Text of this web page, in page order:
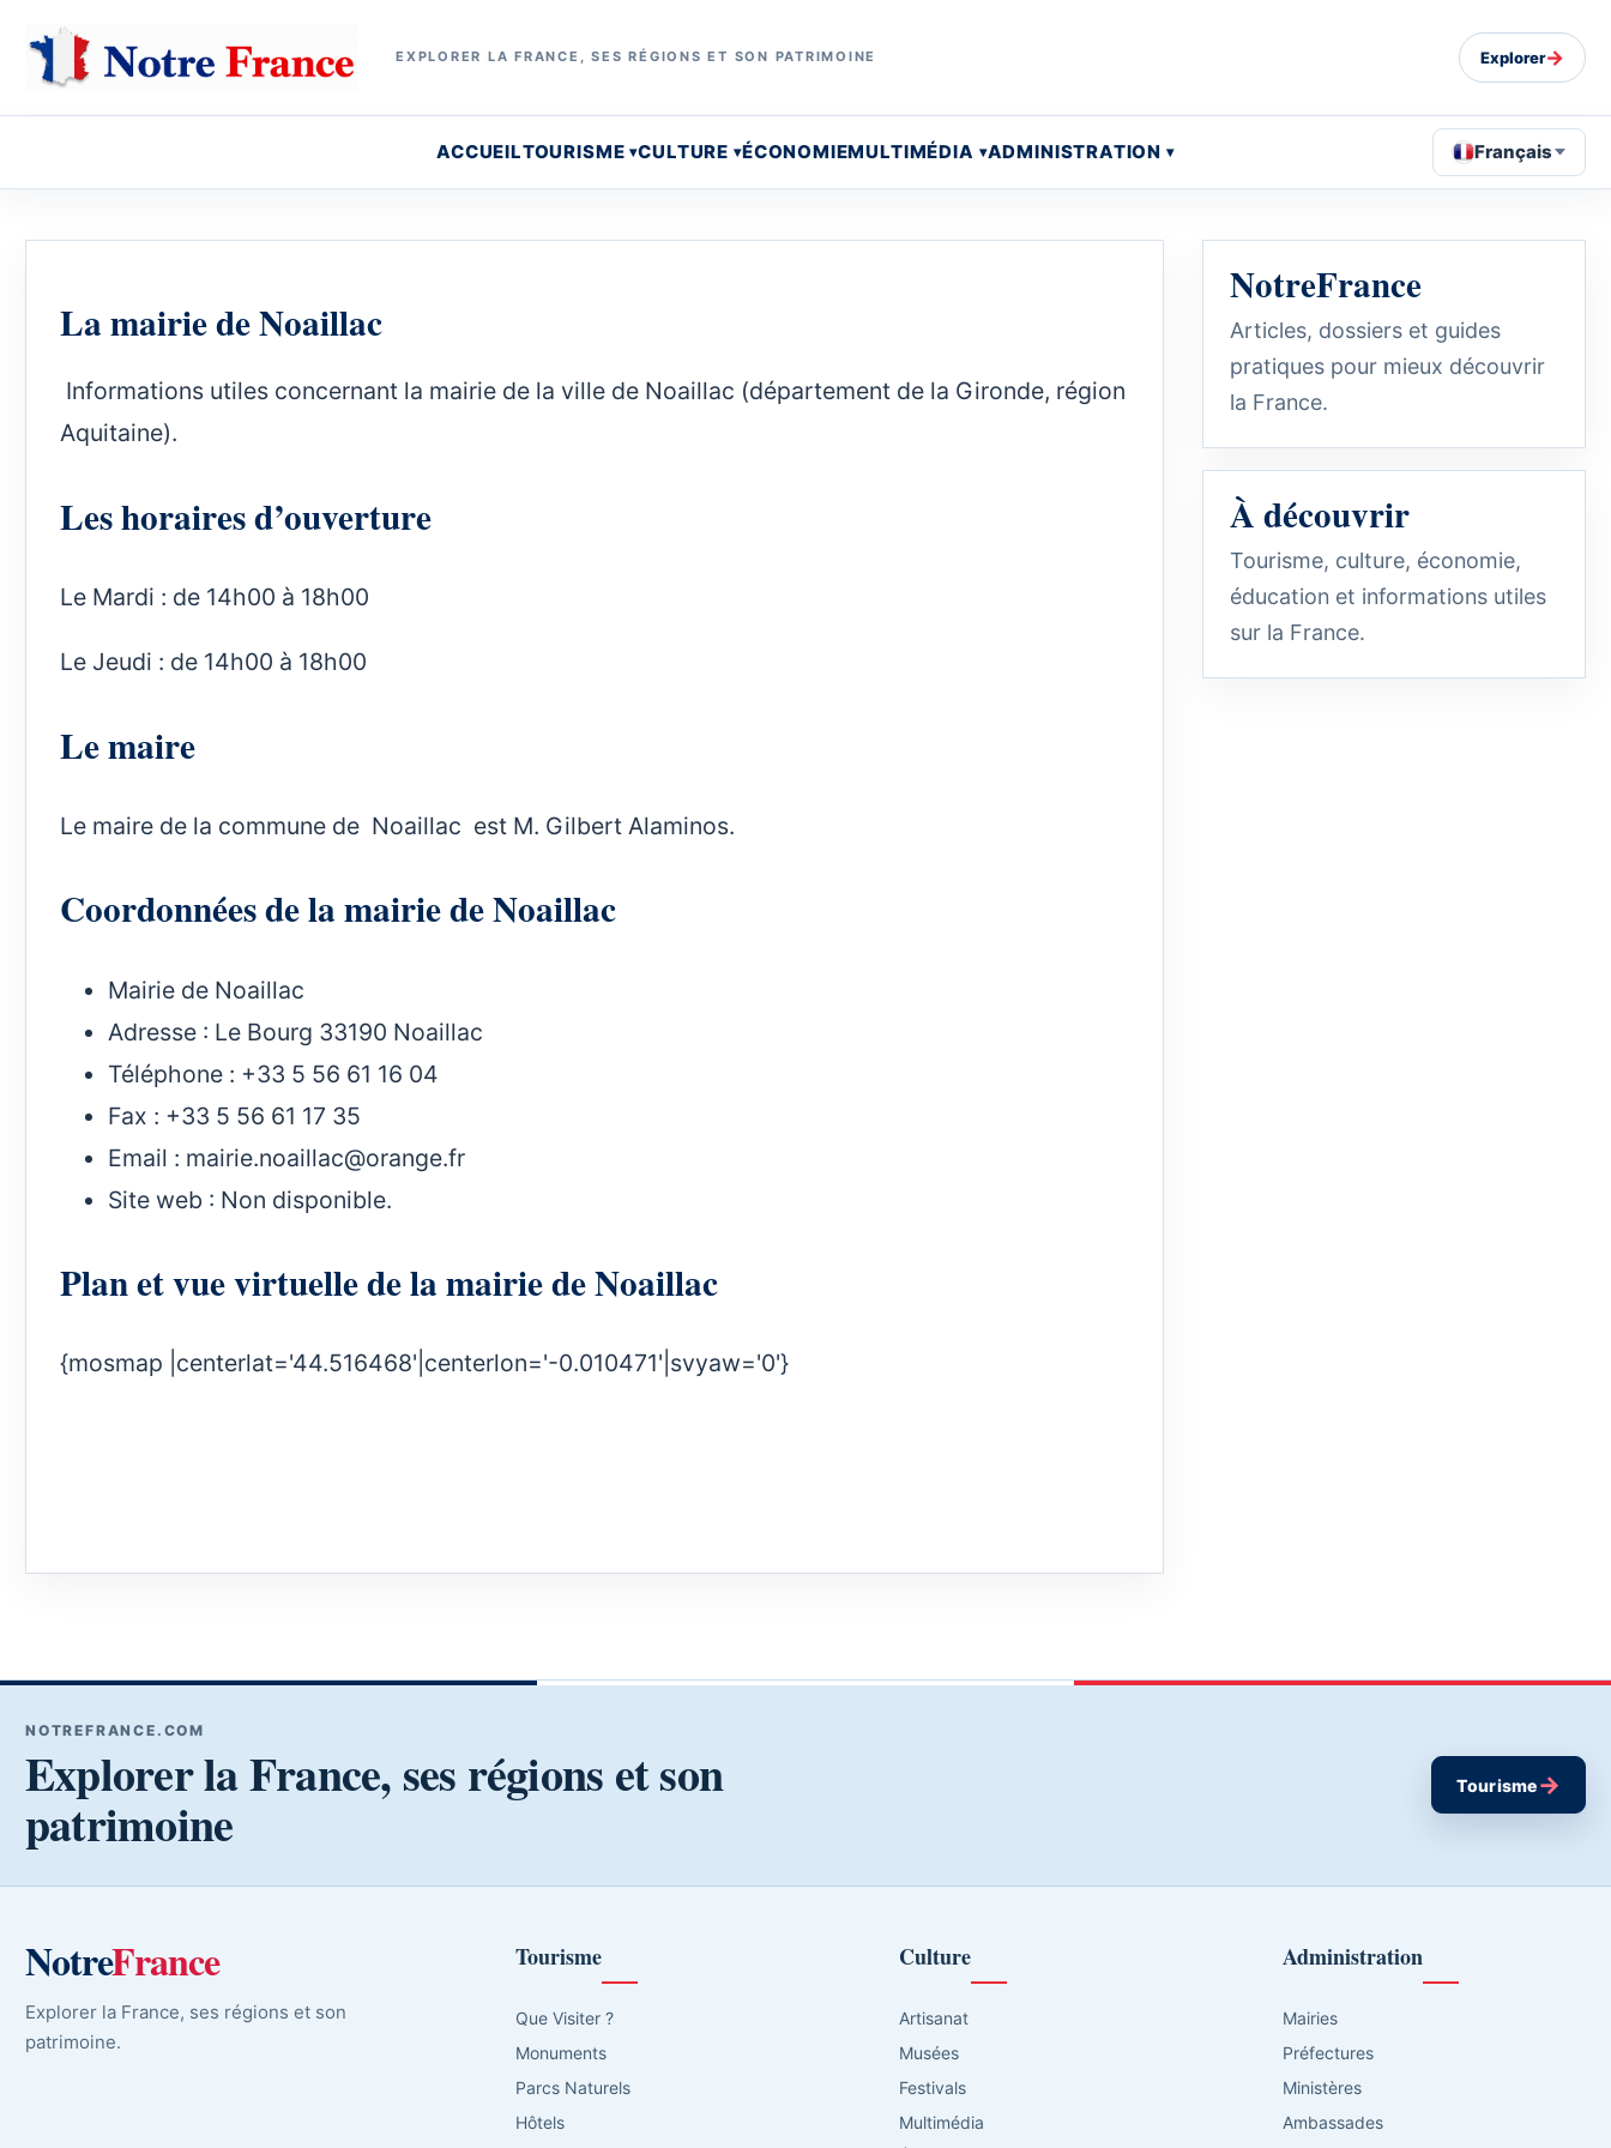
EXPLORER LA FRANCE, SES RÉGIONS ET SON PATRIMOINE Explorer→
ACCUEILTOURISME CULTURE ÉCONOMIEMULTIMÉDIA ADMINISTRATION Français
La mairie de Noaillac
Informations utiles concernant la mairie de la ville de Noaillac (département de la Gironde, région
Aquitaine).
Les horaires d’ouverture
Le Mardi : de 14h00 à 18h00
Le Jeudi : de 14h00 à 18h00
Le maire
Le maire de la commune de Noaillac est M. Gilbert Alaminos.
Coordonnées de la mairie de Noaillac
Mairie de Noaillac
Adresse : Le Bourg 33190 Noaillac
Téléphone : +33 5 56 61 16 04
Fax : +33 5 56 61 17 35
Email : mairie.noaillac@orange.fr
Site web : Non disponible.
Plan et vue virtuelle de la mairie de Noaillac
{mosmap |centerlat='44.516468'|centerlon='-0.010471'|svyaw='0'}
NotreFrance
Articles, dossiers et guides
pratiques pour mieux découvrir
la France.
À découvrir
Tourisme, culture, économie,
éducation et informations utiles
sur la France.
NOTREFRANCE.COM
Explorer la France, ses régions et son
patrimoine
Tourisme→
NotreFrance
Explorer la France, ses régions et son
patrimoine.
Tourisme
Que Visiter ?
Monuments
Parcs Naturels
Hôtels
Culture
Artisanat
Musées
Festivals
Multimédia
Administration
Mairies
Préfectures
Ministères
Ambassades